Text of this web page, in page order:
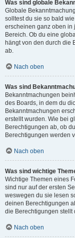
Was sind globale
Globale
solltest du sie so bald
erscheinen ganz oben in
Bereich. Ob du eine
hängt von den durch die
ab.
Nach oben
Was sind
Bekanntmachungen
des Boards, in dem du
Bekanntmachungen
erstellt wurden. Wie bei
Berechtigungen ab, ob
Berechtigungen werden
Nach oben
Was sind wichtige
Wichtige Themen eines
sind nur auf der ersten
weswegen du sie lesen
deinen Berechtigungen
die Berechtigungen stellt
Nach oben